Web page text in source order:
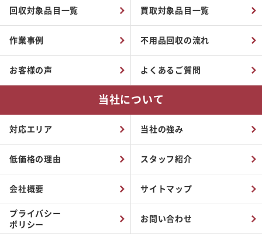
回収対象品目一覧 買取対象品目一覧
作業事例 不用品回収の流れ
お客様の声 よくあるご質問
当社について
対応エリア 当社の強み
低価格の理由 スタッフ紹介
会社概要 サイトマップ
プライバシー
ポリシー
お問い合わせ